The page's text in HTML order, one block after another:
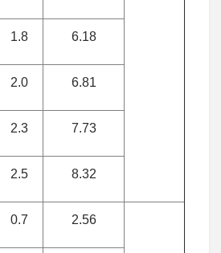
1.8 6.18
2.0 6.81
2.3 7.73
2.5 8.32
0.7 2.56